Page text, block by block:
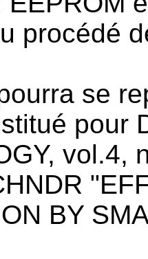
procédé
se
pour
vol.4,
BY